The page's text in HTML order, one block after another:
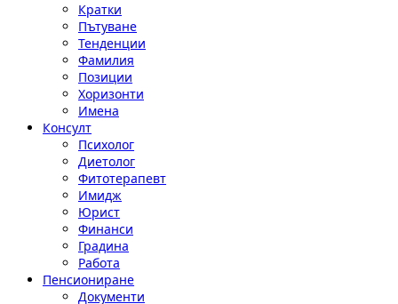
Кратки
Пътуване
Тенденции
Фамилия
Позиции
Хоризонти
Имена
Консулт
Психолог
Диетолог
Фитотерапевт
Имидж
Юрист
Финанси
Градина
Работа
Пенсиониране
Документи